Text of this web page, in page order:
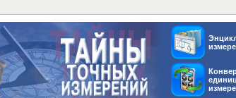
единиц